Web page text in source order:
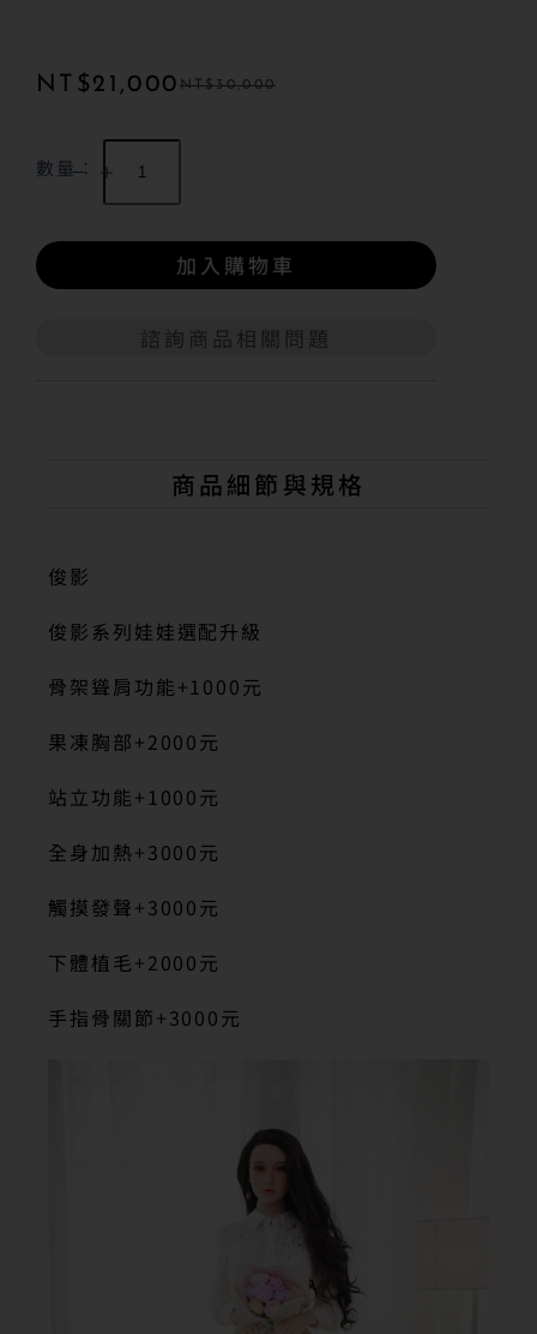
NT$30,000
NT$ 21,000
數量：
諮詢商品相關問題
加入購物車
商品細節與規格
俊影
俊影系列娃娃選配升級
骨架聳肩功能+1000元
果凍胸部+2000元
站立功能+1000元
全身加熱+3000元
觸摸發聲+3000元
下體植毛+2000元
手指骨關節+3000元